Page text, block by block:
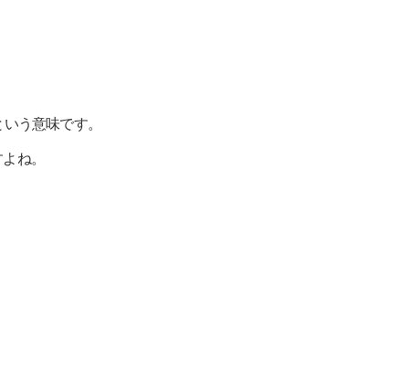
う意味です。
ね。